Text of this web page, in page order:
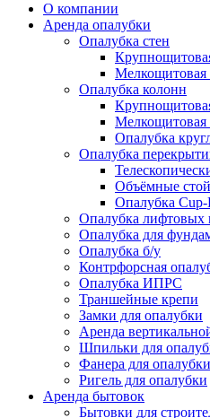
О компании
Аренда опалубки
Опалубка стен
Мелкощитовая
Опалубка колонн
Мелкощитовая
Опалубка
Опалубка
Объёмные
Опалубка
Опалубка лифтовых
Опалубка для
Опалубка б/у
Контрфорсная
Опалубка ИПРС
Траншейные крепи
Замки для опалубки
Аренда
Шпильки для
Фанера для опалубки
Ригель для опалубки
Аренда бытовок
Бытовки для